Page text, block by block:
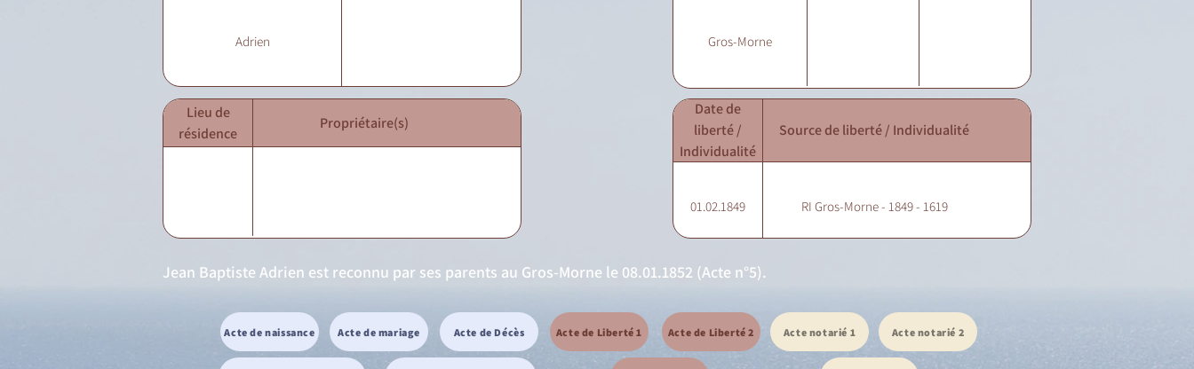
Adrien Gros-Morne
Lieu de
résidence
Propriétaire(s)
Date de
liberté /
Individualité
Source de liberté / Individualité
01.02.1849 RI Gros-Morne - 1849 - 1619
Jean Baptiste Adrien est reconnu par ses parents au Gros-Morne le 08.01.1852 (Acte n°5).
Acte de naissance Acte de mariage Acte de Décès Acte de Liberté 1 Acte de Liberté 2 Acte notarié 1 Acte notarié 2